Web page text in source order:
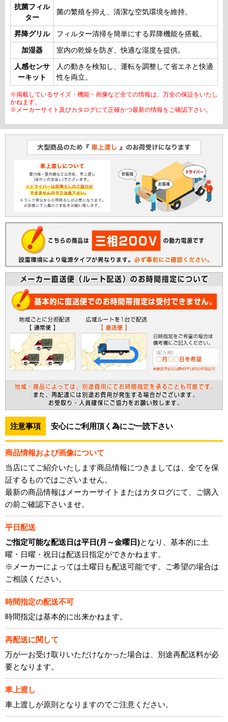
抗菌フィル
ター
菌の繁殖を抑え、清潔な空気環境を維持。
昇降グリル フィルター清掃を簡単にする昇降機能を搭載。
加湿器 室内の乾燥を防ぎ、快適な湿度を提供。
人感センサ
ーキット
人の動きを検知し、運転を調整して省エネと快適
性を両立。
※掲載しているサイズ・機能・画像など全ての情報は、万全の保証をいたし
かねます。
※メーカーサイト及びカタログにて正確かつ最新の情報をご確認下さい。
注意事項 安心にご利用頂く為にご一読下さい
商品情報および画像について
当店にてご紹介いたします商品情報につきましては、全てを保
証するものではございません。
最新の商品情報はメーカーサイトまたはカタログにて、ご購入
の前ご確認下さいませ。
平日配送
ご指定可能な配送日は平日(月～金曜日)となり、基本的に土
曜・日曜・祝日は配送日指定ができかねます。
※メーカーによっては土曜日も配送可能です。ご希望の場合は
ご相談ください。
時間指定の配送不可
時間指定は基本的に出来かねます。
再配送に関して
万が一お受け取りいただけなかった場合は、別途再配送料が必
要となります。
車上渡し
車上渡しが原則となりますのでご注意ください。